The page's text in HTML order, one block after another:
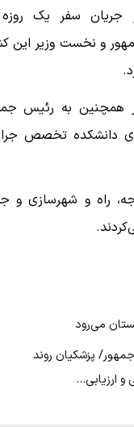
جریان سفر یک
و نخست وزیر این
همچنین به رئیس
دانشکده تخصص
راه و شهرسازی و
می‌رود
پزشکیان روند
و ارزیابی…